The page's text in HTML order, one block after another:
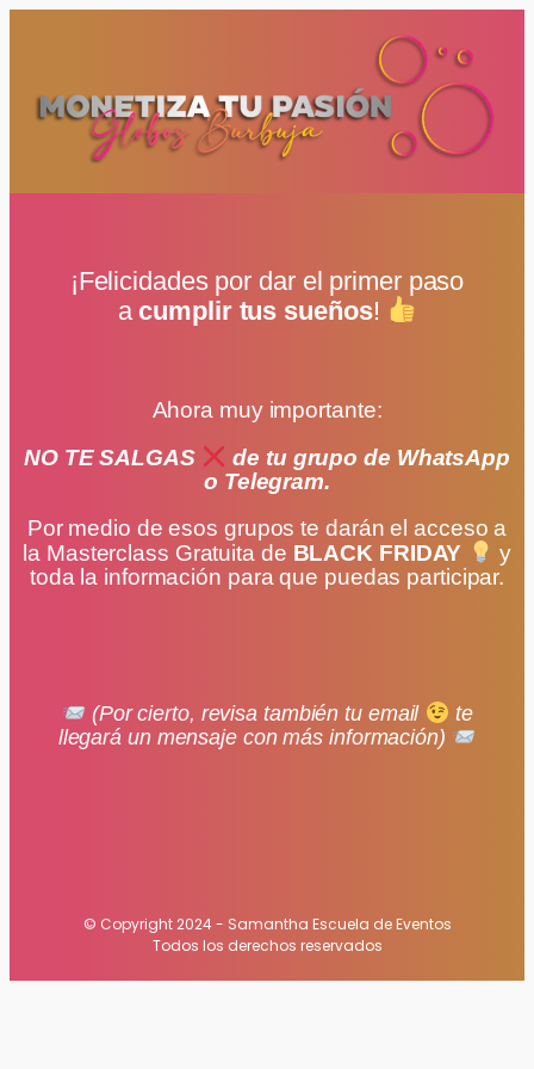
¡Felicidades por dar el primer paso
a cumplir tus sueños!
Ahora muy importante:
NO TE SALGAS
de tu grupo de WhatsApp
o Telegram.
Por medio de esos grupos te darán el acceso a
la Masterclass Gratuita de BLACK FRIDAY
y
toda la información para que puedas participar.
(Por cierto, revisa también tu email
te
llegará un mensaje con más información)
© Copyright 2024 - Samantha Escuela de Eventos
Todos los derechos reservados